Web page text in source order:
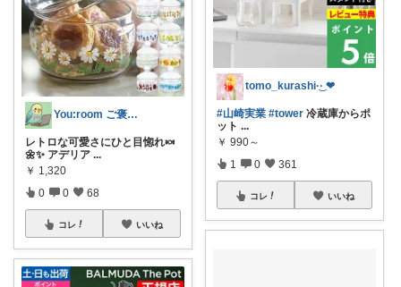
You:room ご褒美スイーツ🧁
レトロな可愛さにひと目惚れ🍬
🌼✨ アデリア ...
￥ 1,320
0 0 68
コレ いいね
tomo_kurashi‪·͜· ❤︎‬
#山崎実業 #tower 冷蔵庫からポ
ット ...
￥ 990～
1 0 361
コレ いいね